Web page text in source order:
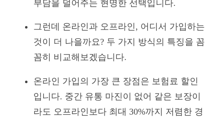
부담을 덜어주는 현명한 선택입니다.
그런데 온라인과 오프라인, 어디서 가입하는
것이 더 나을까요? 두 가지 방식의 특징을 꼼
꼼히 비교해보겠습니다.
온라인 가입의 가장 큰 장점은 보험료 할인
입니다. 중간 유통 마진이 없어 같은 보장이
라도 오프라인보다 최대 30%까지 저렴한 경